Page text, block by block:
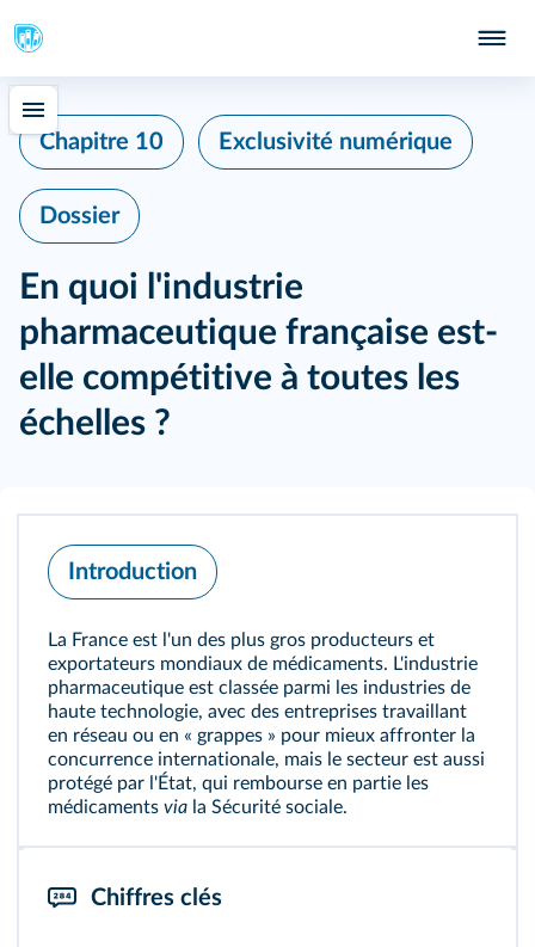
Chapitre 10 Exclusivité numérique
Dossier
En quoi l'industrie
pharmaceutique française est-
elle compétitive à toutes les
échelles ?
Introduction
La France est l'un des plus gros producteurs et
exportateurs mondiaux de médicaments. L'industrie
pharmaceutique est classée parmi les industries de
haute technologie, avec des entreprises travaillant
en réseau ou en « grappes » pour mieux affronter la
concurrence internationale, mais le secteur est aussi
protégé par l'État, qui rembourse en partie les
médicaments via la Sécurité sociale.
Chiffres clés